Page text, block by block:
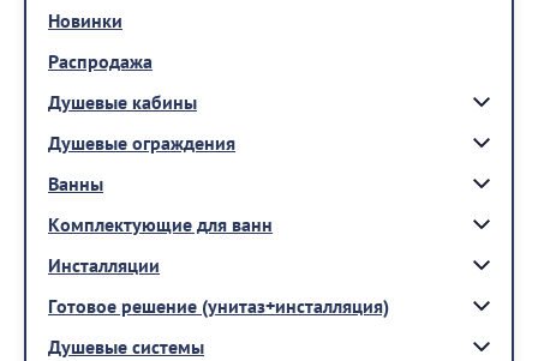
Новинки
Распродажа
Душевые кабины
Душевые ограждения
Ванны
Комплектующие для ванн
Инсталляции
Готовое решение (унитаз+инсталляция)
Душевые системы